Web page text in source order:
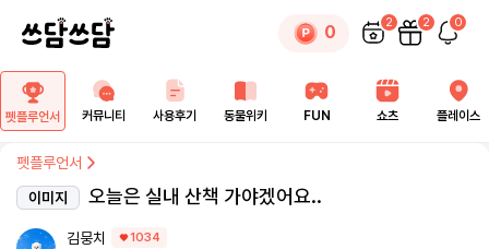
0 2 2 0
펫플루언서 커뮤니티 사용후기 동물위키 FUN 쇼츠 플레이스
펫플루언서
이미지
오늘은 실내 산책 가야겠어요..
김뭉치 1034